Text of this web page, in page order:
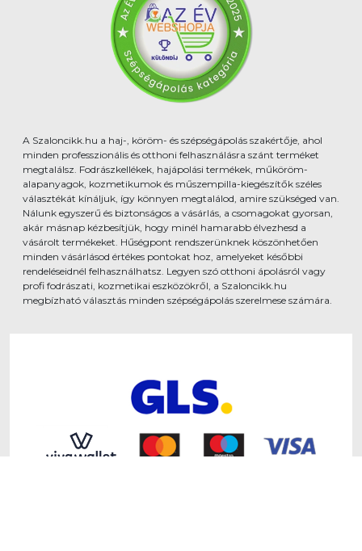
A Szaloncikk.hu a haj-, köröm- és szépségápolás szakértője, ahol
minden professzionális és otthoni felhasználásra szánt terméket
megtalálsz. Fodrászkellékek, hajápolási termékek, műköröm-
alapanyagok, kozmetikumok és műszempilla-kiegészítők széles
választékát kínáljuk, így könnyen megtalálod, amire szükséged van.
Nálunk egyszerű és biztonságos a vásárlás, a csomagokat gyorsan,
akár másnap kézbesítjük, hogy minél hamarabb élvezhesd a
vásárolt termékeket. Hűségpont rendszerünknek köszönhetően
minden vásárlásod értékes pontokat hoz, amelyeket későbbi
rendeléseidnél felhasználhatsz. Legyen szó otthoni ápolásról vagy
profi fodrászati, kozmetikai eszközökről, a Szaloncikk.hu
megbízható választás minden szépségápolás szerelmese számára.